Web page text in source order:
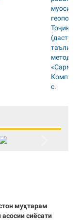
муҳтарам
сиёсати